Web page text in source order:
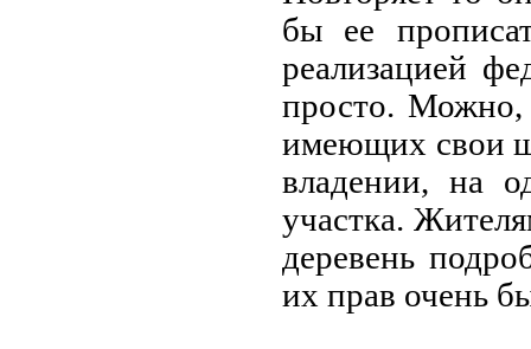
бы ее
реализацией
просто. Можно,
имеющих свои
владении, на
участка.
деревень
их прав очень